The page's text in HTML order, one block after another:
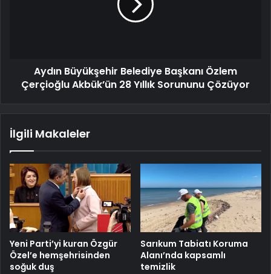
Aydın Büyükşehir Belediye Başkanı Özlem
Çerçioğlu Akbük’ün 28 Yıllık Sorununu Çözüyor
İlgili Makaleler
Yeni Parti’yi kuran Özgür
Özel’e hemşehrisinden
soğuk duş
Sarıkum Tabiatı Koruma
Alanı’nda kapsamlı
temizlik